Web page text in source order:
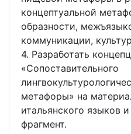
концептуальной
образности,
коммуникации,
4. Разработать
«Сопоставительного
метафоры» на
итальянского языков
фрагмент.